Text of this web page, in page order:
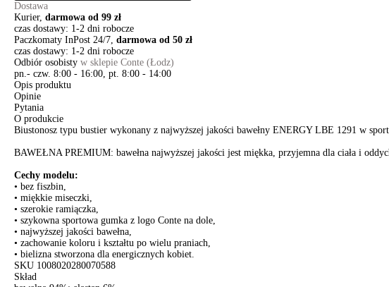
Dostawa
Kurier, darmowa od 99 zł
czas dostawy: 1-2 dni robocze
Paczkomaty InPost 24/7, darmowa od 50 zł
czas dostawy: 1-2 dni robocze
Odbiór osobisty w sklepie Conte (Łodz)
pn.- czw. 8:00 - 16:00, pt. 8:00 - 14:00
Opis produktu
Opinie
Pytania
O produkcie
Biustonosz typu bustier wykonany z najwyższej jakości bawełny ENERGY LBE 1291 w
BAWEŁNA PREMIUM: bawełna najwyższej jakości jest miękka, przyjemna dla ciała i
Cechy modelu:
• bez fiszbin,
• miękkie miseczki,
• szerokie ramiączka,
• szykowna sportowa gumka z logo Conte na dole,
• najwyższej jakości bawełna,
• zachowanie koloru i kształtu po wielu praniach,
• bielizna stworzona dla energicznych kobiet.
SKU 1008020280070588
Skład